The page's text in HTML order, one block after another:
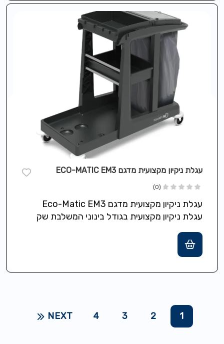
עגלת ניקיון מקצועית מדגם ECO-MATIC EM3
(0)
עגלת ניקיון מקצועית מדגם Eco-Matic EM3
עגלת ניקיון מקצועית בגודל בינוני המשלבת שק
1
2
3
4
NEXT